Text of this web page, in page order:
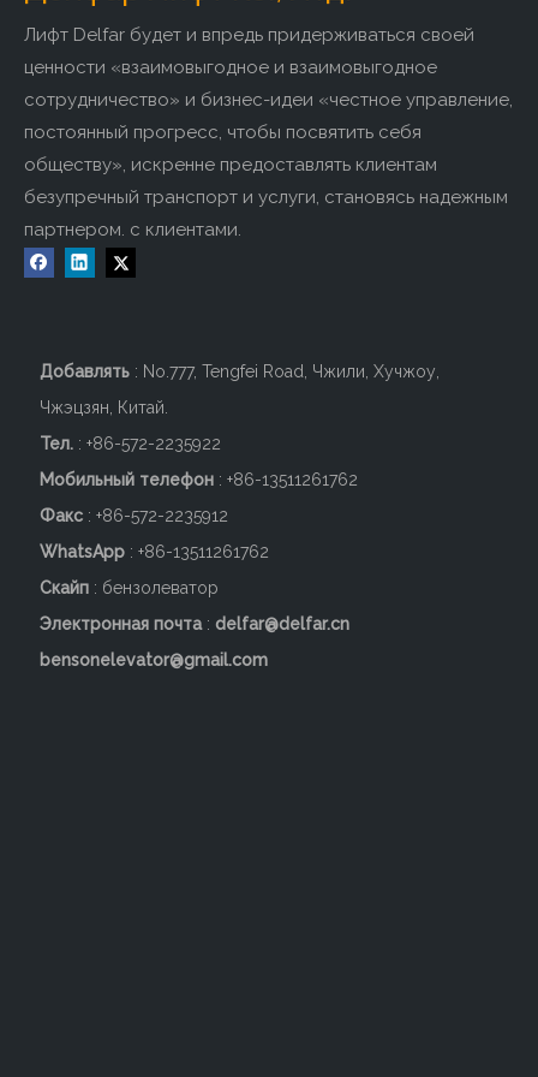
лифта-D58072
Добавить в корзину Добавить в корзину
для кабины пассажирского
лифта D58079
пассажирского лифта
Лифт Delfar будет и впредь придерживаться своей
ценности «взаимовыгодное и взаимовыгодное
сотрудничество» и бизнес-идеи «честное управление,
постоянный прогресс, чтобы посвятить себя
обществу», искренне предоставлять клиентам
безупречный транспорт и услуги, становясь надежным
партнером. с клиентами.
Добавлять : No.777, Tengfei Road, Чжили, Хучжоу,
Чжэцзян, Китай.
Тел. : +86-572-2235922
Мобильный телефон : +86-13511261762
Факс : +86-572-2235912
WhatsApp : +86-13511261762
Скайп : бензолеватор
Электронная почта: delfar@delfar.cn
bensonelevator@gmail.com